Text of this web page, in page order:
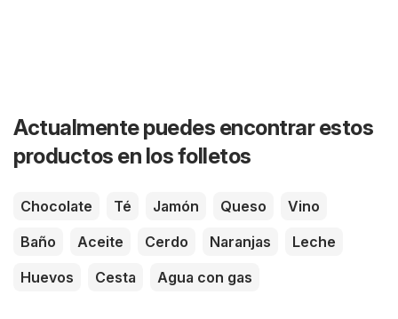
Actualmente puedes encontrar estos
productos en los folletos
Chocolate Té Jamón Queso
Vino
Baño
Aceite Cerdo Naranjas
Leche
Huevos
Cesta Agua con gas